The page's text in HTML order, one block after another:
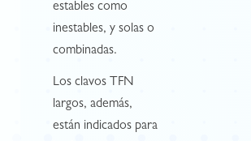
estables como
inestables, y solas o
combinadas.
Los clavos TFN
largos, además,
están indicados para